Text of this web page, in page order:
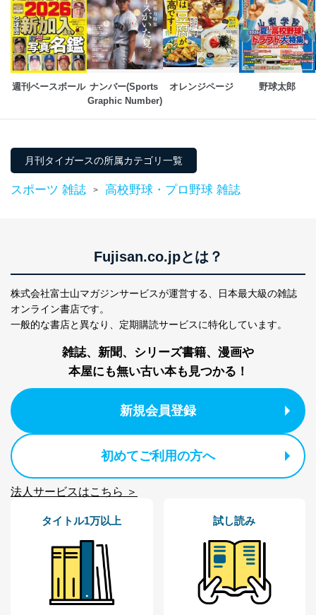
週刊ベースボール ナンバー(Sports
Graphic Number)
オレンジページ 野球太郎
月刊タイガースの所属カテゴリ一覧
スポーツ 雑誌 > 高校野球・プロ野球 雑誌
Fujisan.co.jpとは？
株式会社富士山マガジンサービスが運営する、
日本最大級の雑誌
オンライン書店です。
一般的な書店と異なり、 定期購読サービスに特化しています。
雑誌、新聞、シリーズ書籍、漫画や
本屋にも無い古い本も見つかる！
新規会員登録
初めてご利用の方へ
法人サービスはこちら ＞
タイトル1万以上 試し読み